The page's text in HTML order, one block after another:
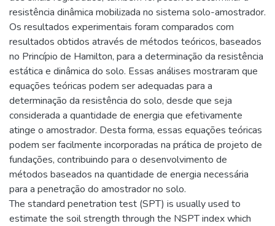
resistência dinâmica mobilizada no sistema solo-amostrador.
Os resultados experimentais foram comparados com
resultados obtidos através de métodos teóricos, baseados
no Princípio de Hamilton, para a determinação da resistência
estática e dinâmica do solo. Essas análises mostraram que
equações teóricas podem ser adequadas para a
determinação da resistência do solo, desde que seja
considerada a quantidade de energia que efetivamente
atinge o amostrador. Desta forma, essas equações teóricas
podem ser facilmente incorporadas na prática de projeto de
fundações, contribuindo para o desenvolvimento de
métodos baseados na quantidade de energia necessária
para a penetração do amostrador no solo.
The standard penetration test (SPT) is usually used to
estimate the soil strength through the NSPT index which